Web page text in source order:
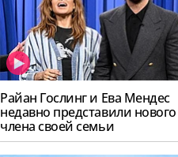
Райан Гослинг и Ева Мендес
недавно представили нового
члена своей семьи